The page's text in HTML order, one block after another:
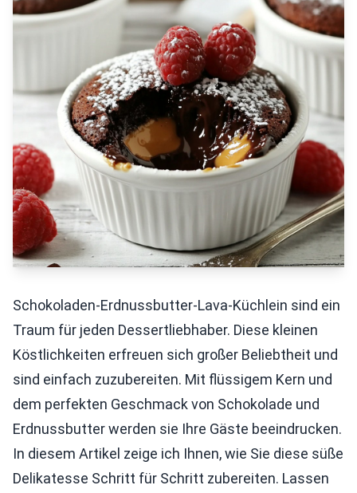
Schokoladen-Erdnussbutter-Lava-Küchlein sind ein
Traum für jeden Dessertliebhaber. Diese kleinen
Köstlichkeiten erfreuen sich großer Beliebtheit und
sind einfach zuzubereiten. Mit flüssigem Kern und
dem perfekten Geschmack von Schokolade und
Erdnussbutter werden sie Ihre Gäste beeindrucken.
In diesem Artikel zeige ich Ihnen, wie Sie diese süße
Delikatesse Schritt für Schritt zubereiten. Lassen